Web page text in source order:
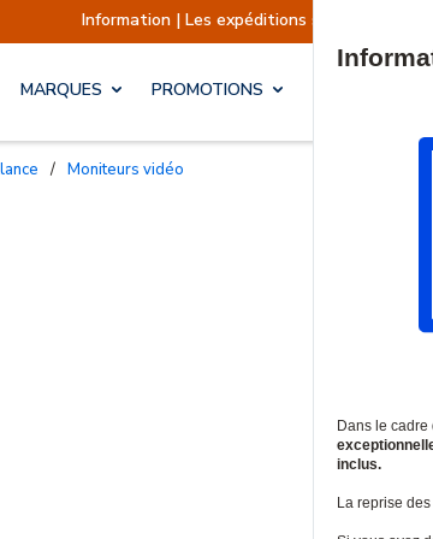
| Les expéditions sont actuellement suspendues
MARQUES PROMOTIONS
/ Moniteurs vidéo